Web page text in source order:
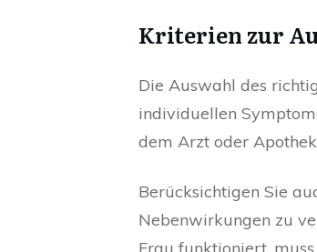
Kriterien zur
Die Auswahl des
individuellen
dem Arzt oder
Berücksichtigen Sie
Nebenwirkungen zu